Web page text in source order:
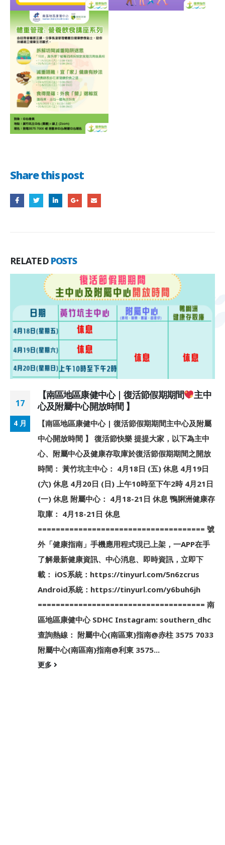
Share this post
RELATED POSTS
17
4 月
【南區地區康健中心 | 復活節假期期間
主中
心及附屬中心開放時間 】
【南區地區康健中心 | 復活節假期期間主中心及附屬
中心開放時間 】 復活節快樂 提提大家，以下為主中
心、附屬中心及健康存取庫於復活節假期期間之開放
時間： 黃竹坑主中心： 4月18日 (五) 休息 4月19日
(六) 休息 4月20日 (日) 上午10時至下午2時 4月21日
(一) 休息 附屬中心： 4月18-21日 休息 鴨脷洲健康存
取庫： 4月18-21日 休息
===================================== 號
外「健康指南」手機應用程式現已上架，一APP在手
了解最新健康資訊、中心消息、即時資訊，立即下
載： iOS系統：https://tinyurl.com/5n6zcrus
Android系統：https://tinyurl.com/y6buh6jh
===================================== 南
區地區康健中心 SDHC Instagram: southern_dhc
查詢熱線： 附屬中心(南區東)指南@赤柱 3575 7033
附屬中心(南區南)指南@利東 3575...
更多